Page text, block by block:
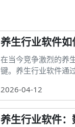
养生行业软件如
在当今竞争激烈的养
键。养生行业软件通
2026-04-12
养生行业软件：